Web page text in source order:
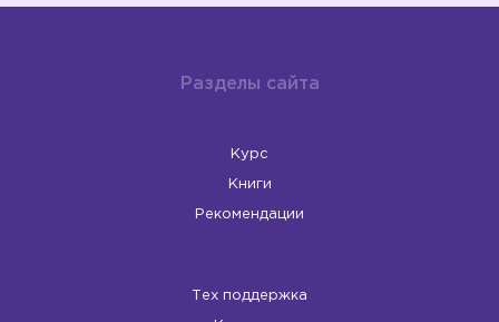
Разделы сайта
Курс
Книги
Рекомендации
Тех поддержка